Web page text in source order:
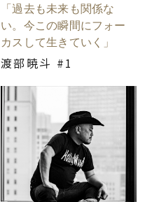
「過去も未来も関係な
い。今この瞬間にフォー
カスして生きていく」
渡部暁斗 #1